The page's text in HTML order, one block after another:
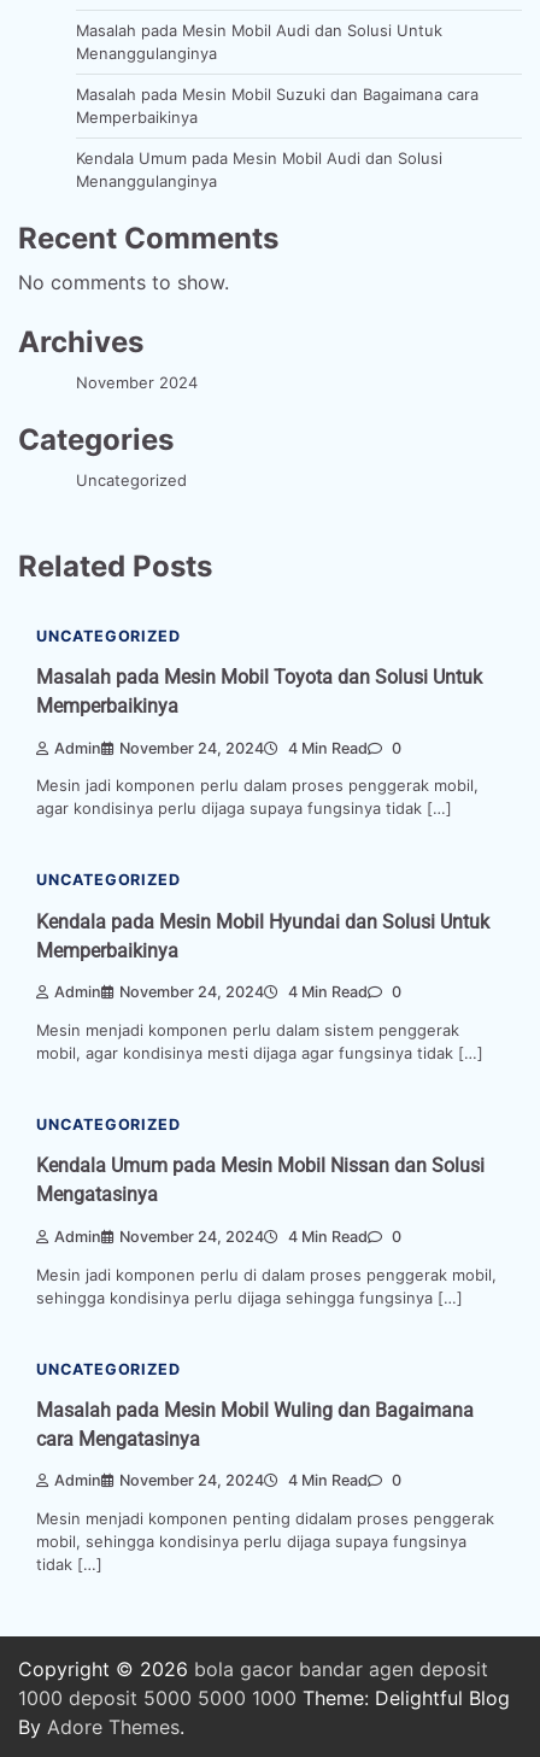
Masalah pada Mesin Mobil Audi dan Solusi Untuk
Menanggulanginya
Masalah pada Mesin Mobil Suzuki dan Bagaimana cara
Memperbaikinya
Kendala Umum pada Mesin Mobil Audi dan Solusi
Menanggulanginya
Recent Comments
No comments to show.
Archives
November 2024
Categories
Uncategorized
Related Posts
UNCATEGORIZED
Masalah pada Mesin Mobil Toyota dan Solusi Untuk
Memperbaikinya
Admin November 24, 2024 4 Min Read 0
Mesin jadi komponen perlu dalam proses penggerak mobil,
agar kondisinya perlu dijaga supaya fungsinya tidak […]
UNCATEGORIZED
Kendala pada Mesin Mobil Hyundai dan Solusi Untuk
Memperbaikinya
Admin November 24, 2024 4 Min Read 0
Mesin menjadi komponen perlu dalam sistem penggerak
mobil, agar kondisinya mesti dijaga agar fungsinya tidak […]
UNCATEGORIZED
Kendala Umum pada Mesin Mobil Nissan dan Solusi
Mengatasinya
Admin November 24, 2024 4 Min Read 0
Mesin jadi komponen perlu di dalam proses penggerak mobil,
sehingga kondisinya perlu dijaga sehingga fungsinya […]
UNCATEGORIZED
Masalah pada Mesin Mobil Wuling dan Bagaimana
cara Mengatasinya
Admin November 24, 2024 4 Min Read 0
Mesin menjadi komponen penting didalam proses penggerak
mobil, sehingga kondisinya perlu dijaga supaya fungsinya
tidak […]
Copyright © 2026 bola gacor bandar agen deposit
1000 deposit 5000 5000 1000 Theme: Delightful Blog
By Adore Themes.